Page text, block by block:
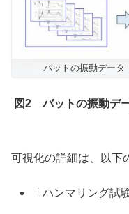
バットの振動データ
図2 バットの振動デ
可視化の詳細は、以下
「ハンマリング試